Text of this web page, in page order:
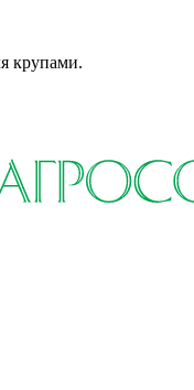
крупами.